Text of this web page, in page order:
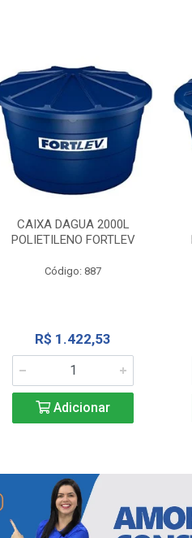
CAIXA DAGUA 2000L
POLIETILENO FORTLEV
Código: 887
R$ 1.422,53
Adicionar